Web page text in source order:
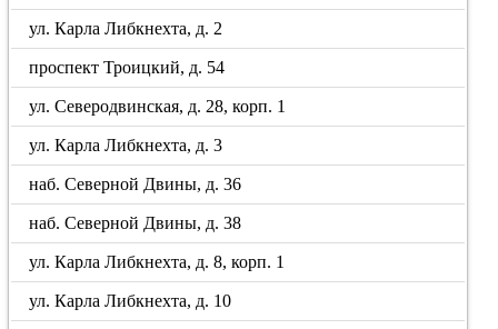
ул. Карла Либкнехта, д. 2
проспект Троицкий, д. 54
ул. Северодвинская, д. 28, корп. 1
ул. Карла Либкнехта, д. 3
наб. Северной Двины, д. 36
наб. Северной Двины, д. 38
ул. Карла Либкнехта, д. 8, корп. 1
ул. Карла Либкнехта, д. 10